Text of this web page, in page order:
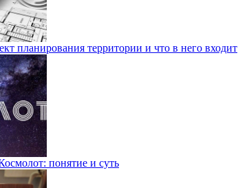
планирования территории и что в него входит
понятие и суть